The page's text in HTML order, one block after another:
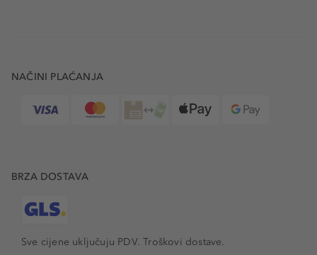
NAČINI PLAĆANJA
BRZA DOSTAVA
Sve cijene uključuju PDV.Troškovi dostave.